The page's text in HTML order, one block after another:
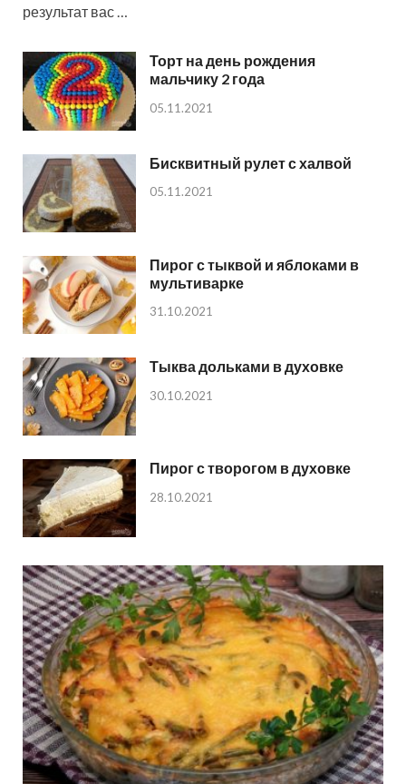
результат вас …
Торт на день рождения
мальчику 2 года
05.11.2021
Бисквитный рулет с халвой
05.11.2021
Пирог с тыквой и яблоками в
мультиварке
31.10.2021
Тыква дольками в духовке
30.10.2021
Пирог с творогом в духовке
28.10.2021